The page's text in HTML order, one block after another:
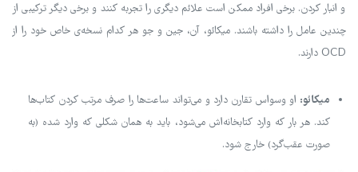
و انبار کردن. برخی افراد ممکن است علائم دیگری را تجربه کنند و برخی دیگر ترکیبی از
چندین عامل را داشته باشند. میکائو، آن، جین و جو هر کدام نسخه‌ی خاص خود را از
OCD دارند.
میکائو: او وسواس تقارن دارد و می‌تواند ساعت‌ها را صرف مرتب کردن کتاب‌ها
کند. هر بار که وارد کتابخانه‌اش می‌شود، باید به همان شکلی که وارد شده (به
صورت عقب‌گرد) خارج شود.